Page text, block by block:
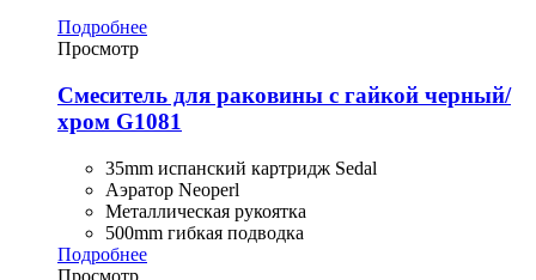
Подробнее
Просмотр
Смеситель для раковины с гайкой черный/
хром G1081
35mm испанский картридж Sedal
Аэратор Neoperl
Металлическая рукоятка
500mm гибкая подводка
Подробнее
Просмотр